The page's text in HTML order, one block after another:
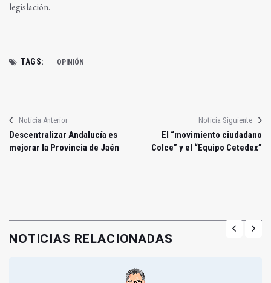
legislación.
TAGS: OPINIÓN
Noticia Anterior
Descentralizar Andalucía es
mejorar la Provincia de Jaén
Noticia Siguiente
El “movimiento ciudadano
Colce” y el “Equipo Cetedex”
NOTICIAS RELACIONADAS